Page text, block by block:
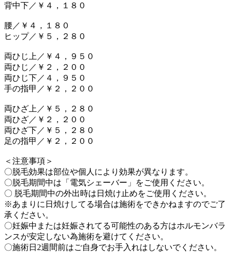
背中下／￥４，１８０
腰／￥４，１８０
ヒップ／￥５，２８０
両ひじ上／￥４，９５０
両ひじ／￥２，２００
両ひじ下／４，９５０
手の指甲／￥２，２００
両ひざ上／￥５，２８０
両ひざ／￥２，２００
両ひざ下／￥５，２８０
足の指甲／￥２，２００
＜注意事項＞
〇脱毛効果は部位や個人により効果が異なります。
〇脱毛期間中は「電気シェーバー」をご使用ください。
〇 脱毛期間中の外出時は日焼け止めをご使用ください。
※あまりに日焼けしてる場合は施術をできかねますのでご了
承ください。
〇妊娠中または妊娠されてる可能性のある方はホルモンバラ
ンスが安定しない為施術を避けてください。
〇施術日2週間前はご自身でお手入れはしないでください。